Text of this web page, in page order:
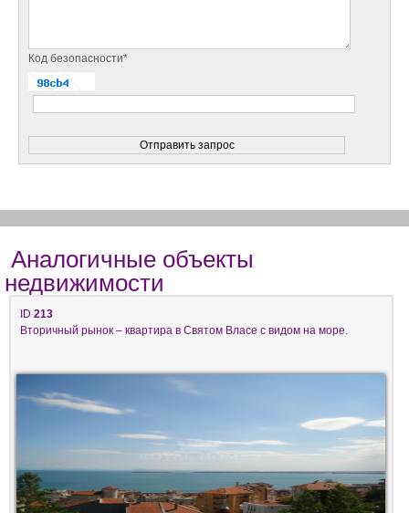
Код безопасности*
Аналогичные объекты
недвижимости
ID 213
Вторичный рынок – квартира в Святом Власе с видом на море.